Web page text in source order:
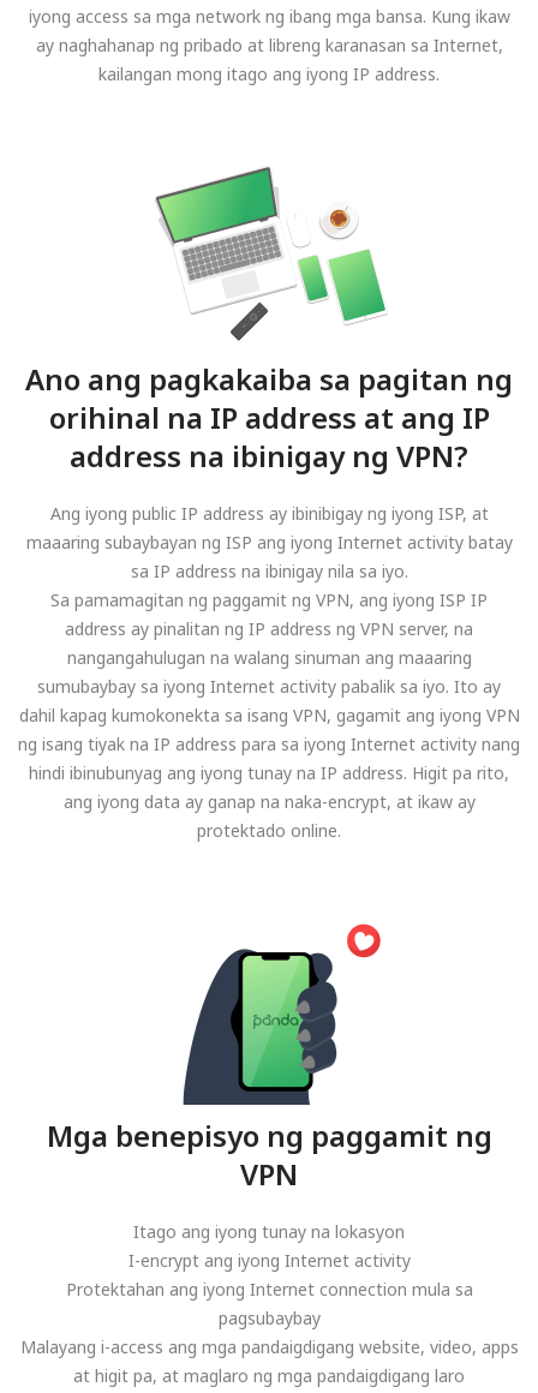
iyong access sa mga network ng ibang mga bansa. Kung ikaw
ay naghahanap ng pribado at libreng karanasan sa Internet,
kailangan mong itago ang iyong IP address.
Ano ang pagkakaiba sa pagitan ng
orihinal na IP address at ang IP
address na ibinigay ng VPN?
Ang iyong public IP address ay ibinibigay ng iyong ISP, at
maaaring subaybayan ng ISP ang iyong Internet activity batay
sa IP address na ibinigay nila sa iyo.
Sa pamamagitan ng paggamit ng VPN, ang iyong ISP IP
address ay pinalitan ng IP address ng VPN server, na
nangangahulugan na walang sinuman ang maaaring
sumubaybay sa iyong Internet activity pabalik sa iyo. Ito ay
dahil kapag kumokonekta sa isang VPN, gagamit ang iyong VPN
ng isang tiyak na IP address para sa iyong Internet activity nang
hindi ibinubunyag ang iyong tunay na IP address. Higit pa rito,
ang iyong data ay ganap na naka-encrypt, at ikaw ay
protektado online.
Mga benepisyo ng paggamit ng
VPN
Itago ang iyong tunay na lokasyon
I-encrypt ang iyong Internet activity
Protektahan ang iyong Internet connection mula sa
pagsubaybay
Malayang i-access ang mga pandaigdigang website, video, apps
at higit pa, at maglaro ng mga pandaigdigang laro